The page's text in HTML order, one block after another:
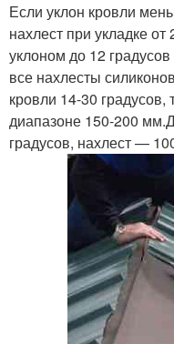
Если уклон кровли
нахлест при укладке
уклоном до 12
все нахлесты
кровли 14-30 градусов,
диапазоне 150-200
градусов, нахлест —